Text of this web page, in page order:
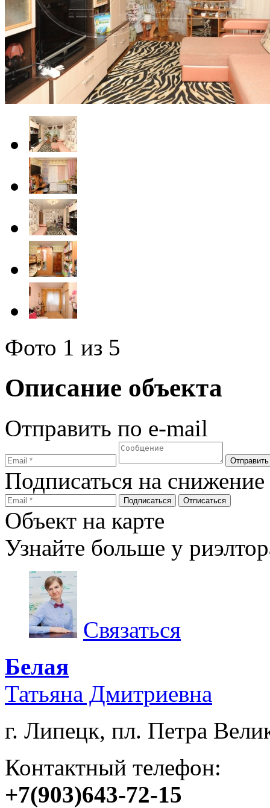
Фото 1 из 5
Описание объекта
Отправить по e-mail
Подписаться на
Объект на карте
Узнайте больше у
Связаться
Белая
Татьяна Дмитриевна
г. Липецк, пл. Петра
Контактный телефон:
+7(903)643-72-15